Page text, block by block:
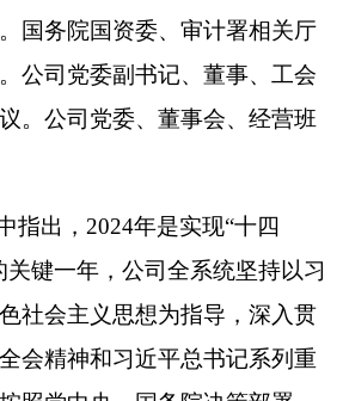
国务院国资委、审计署相关厅
公司党委副书记、董事、工会
。公司党委、董事会、经营班
出，2024年是实现“十四
关键一年，公司全系统坚持以习
社会主义思想为指导，深入贯
会精神和习近平总书记系列重